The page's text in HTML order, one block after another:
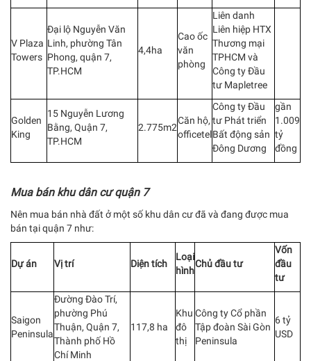
V Plaza
Towers
Đại lộ Nguyễn Văn
Linh, phường Tân
Phong, quận 7,
TP.HCM
4,4ha
Cao ốc
văn
phòng
Liên danh
Liên hiệp HTX
Thương mại
TPHCM và
Công ty Đầu
tư Mapletree
Golden
King
15 Nguyễn Lương
Bằng, Quận 7,
TP.HCM
2.775m2
Căn hộ,
officetel
Công ty Đầu
tư Phát triển
Bất động sản
Đông Dương
gần
1.009
tỷ
đồng
Mua bán khu dân cư quận 7
Nên mua bán nhà đất ở một số khu dân cư đã và đang được mua
bán tại quận 7 như:
Dự án Vị trí Diện tích
Loại
hình
Chủ đầu tư
Vốn
đầu
tư
Saigon
Peninsula
Đường Đào Trí,
phường Phú
Thuận, Quận 7,
Thành phố Hồ
Chí Minh
117,8 ha
Khu
đô
thị
Công ty Cổ phần
Tập đoàn Sài Gòn
Peninsula
6 tỷ
USD